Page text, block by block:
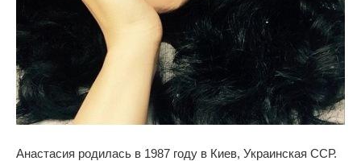
Анастасия родилась в 1987 году в Киев, Украинская ССР.